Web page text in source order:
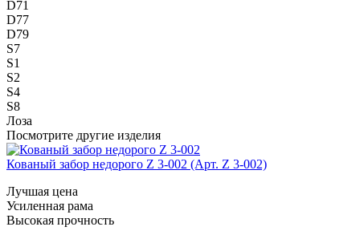
D71
D77
D79
S7
S1
S2
S4
S8
Лоза
Посмотрите другие изделия
Кованый забор недорого Z 3-002 (Арт. Z 3-002)
Лучшая цена
Усиленная рама
Высокая прочность